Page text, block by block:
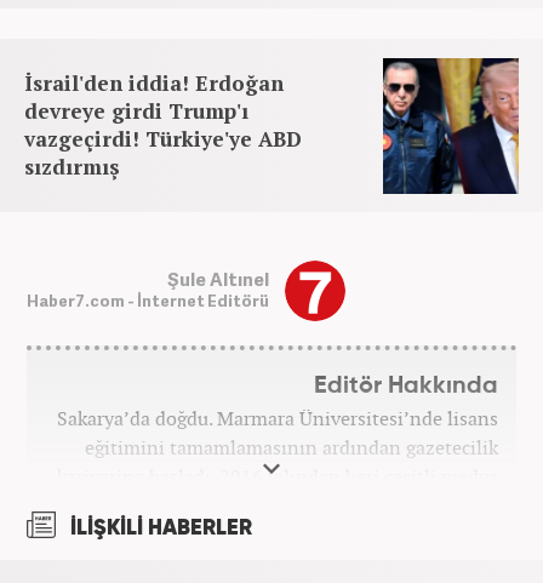
İsrail'den iddia! Erdoğan
devreye girdi Trump'ı
vazgeçirdi! Türkiye'ye ABD
sızdırmış
Şule Altınel
Haber7.com - İnternet Editörü
Editör Hakkında
Sakarya’da doğdu. Marmara Üniversitesi’nde lisans
eğitimini tamamlamasının ardından gazetecilik
kariyerine başladı. 2016 yılından beri çeşitli medya
itibaren Haber7’de ‘gündem editörü’ olarak
İLİŞKİLİ HABERLER